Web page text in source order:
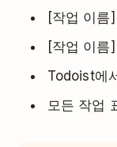
[작업 이름
[작업 이름
Todoist에
모든 작업